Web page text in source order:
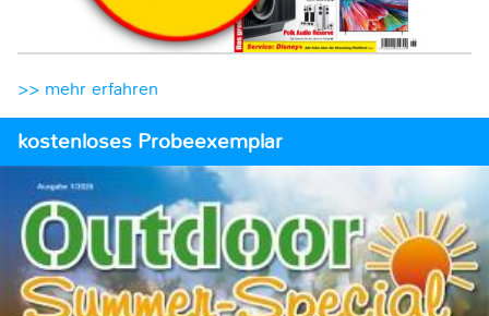
>> mehr erfahren
kostenloses Probeexemplar